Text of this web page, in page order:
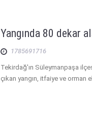
Yangında 80 dekar
1785691716
Tekirdağ'ın Süleymanpaşa
çıkan yangın, itfaiye ve orman